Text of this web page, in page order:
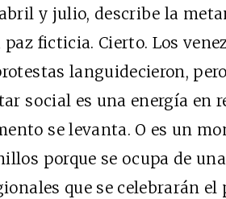
y julio, describe la
paz ficticia. Cierto. Los
languidecieron,
social es una energía en
se levanta. O es un
porque se ocupa de
que se celebrarán el